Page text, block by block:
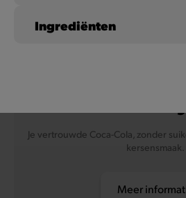
Je vertrouwde Coca-Cola, zonder
kersensmaak.
Meer
Noten
Ingrediënten